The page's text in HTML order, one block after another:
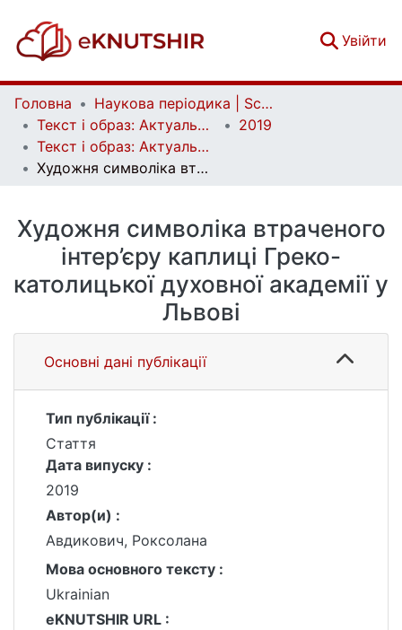
Увійти
Головна
Наукова періодика | Scientific periodicals
Текст і образ: Актуальні проблеми історії мистецтва | Text and Image: Essential Problems in Art History
2019
Текст і образ: Актуальні проблеми історії мистецтва. Вип. 2(8)
Художня символіка втраченого інтер’єру каплиці Греко-католицької духовної академії у Львові
Художня символіка втраченого
інтер’єру каплиці Греко-
католицької духовної академії у
Львові
Основні дані публікації
Тип публікації :
Стаття
Дата випуску :
2019
Автор(и) :
Авдикович, Роксолана
Мова основного тексту :
Ukrainian
eKNUTSHIR URL :